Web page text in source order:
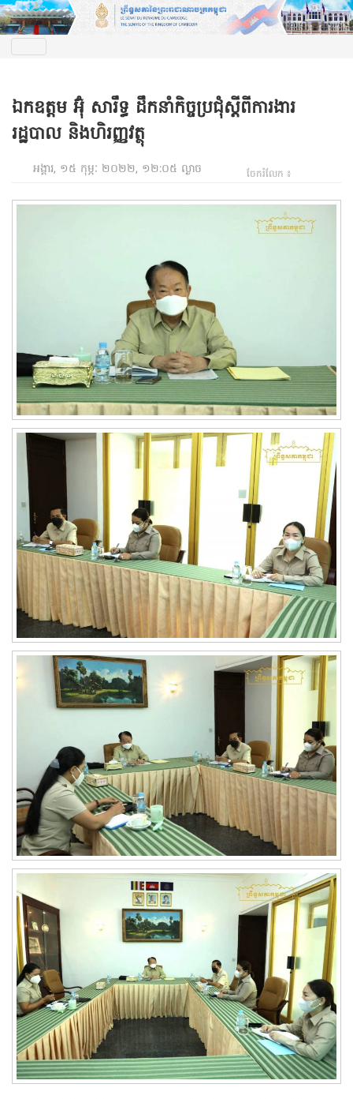
ឯកឧត្តម អ៊ុំ សារឹទ្ធ ដឹកនាំកិច្ចប្រជុំស្តីពីការងារ
រដ្ឋបាល និងហិរញ្ញវត្ថុ
អង្គារ, ១៥ កុម្ភៈ ២០២២, ១២:០៥ ល្ងាច ចែករំលែក ៖